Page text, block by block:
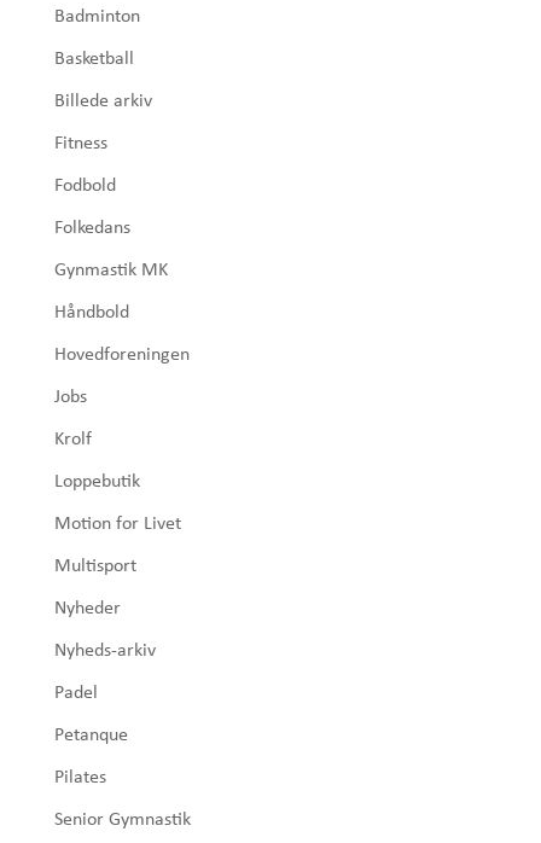
Badminton
Basketball
Billede arkiv
Fitness
Fodbold
Folkedans
Gynmastik MK
Håndbold
Hovedforeningen
Jobs
Krolf
Loppebutik
Motion for Livet
Multisport
Nyheder
Nyheds-arkiv
Padel
Petanque
Pilates
Senior Gymnastik